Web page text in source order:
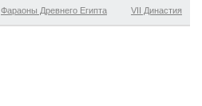
VII Династия
Фараоны Древнего Египта